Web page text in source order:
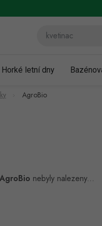
Horké letní dny
AgroBio
AgroBio nebyly nalezeny...